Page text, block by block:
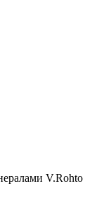
V.Rohto